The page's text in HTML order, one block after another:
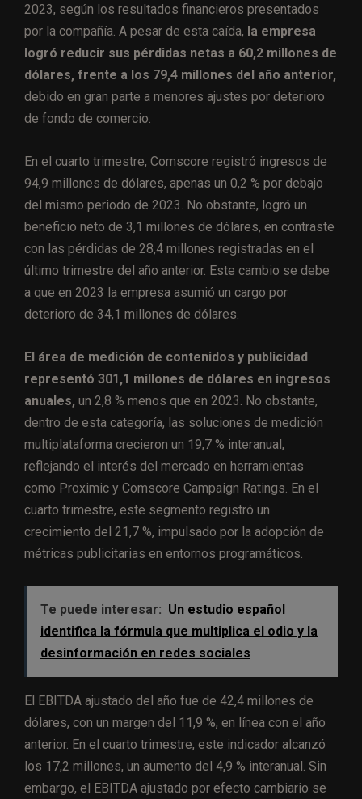
2023, según los resultados financieros presentados
por la compañía. A pesar de esta caída, la empresa
logró reducir sus pérdidas netas a 60,2 millones de
dólares, frente a los 79,4 millones del año anterior,
debido en gran parte a menores ajustes por deterioro
de fondo de comercio.
En el cuarto trimestre, Comscore registró ingresos de
94,9 millones de dólares, apenas un 0,2 % por debajo
del mismo periodo de 2023. No obstante, logró un
beneficio neto de 3,1 millones de dólares, en contraste
con las pérdidas de 28,4 millones registradas en el
último trimestre del año anterior. Este cambio se debe
a que en 2023 la empresa asumió un cargo por
deterioro de 34,1 millones de dólares.
El área de medición de contenidos y publicidad
representó 301,1 millones de dólares en ingresos
anuales, un 2,8 % menos que en 2023. No obstante,
dentro de esta categoría, las soluciones de medición
multiplataforma crecieron un 19,7 % interanual,
reflejando el interés del mercado en herramientas
como Proximic y Comscore Campaign Ratings. En el
cuarto trimestre, este segmento registró un
crecimiento del 21,7 %, impulsado por la adopción de
métricas publicitarias en entornos programáticos.
Te puede interesar: Un estudio español
identifica la fórmula que multiplica el odio y la
desinformación en redes sociales
El EBITDA ajustado del año fue de 42,4 millones de
dólares, con un margen del 11,9 %, en línea con el año
anterior. En el cuarto trimestre, este indicador alcanzó
los 17,2 millones, un aumento del 4,9 % interanual. Sin
embargo, el EBITDA ajustado por efecto cambiario se